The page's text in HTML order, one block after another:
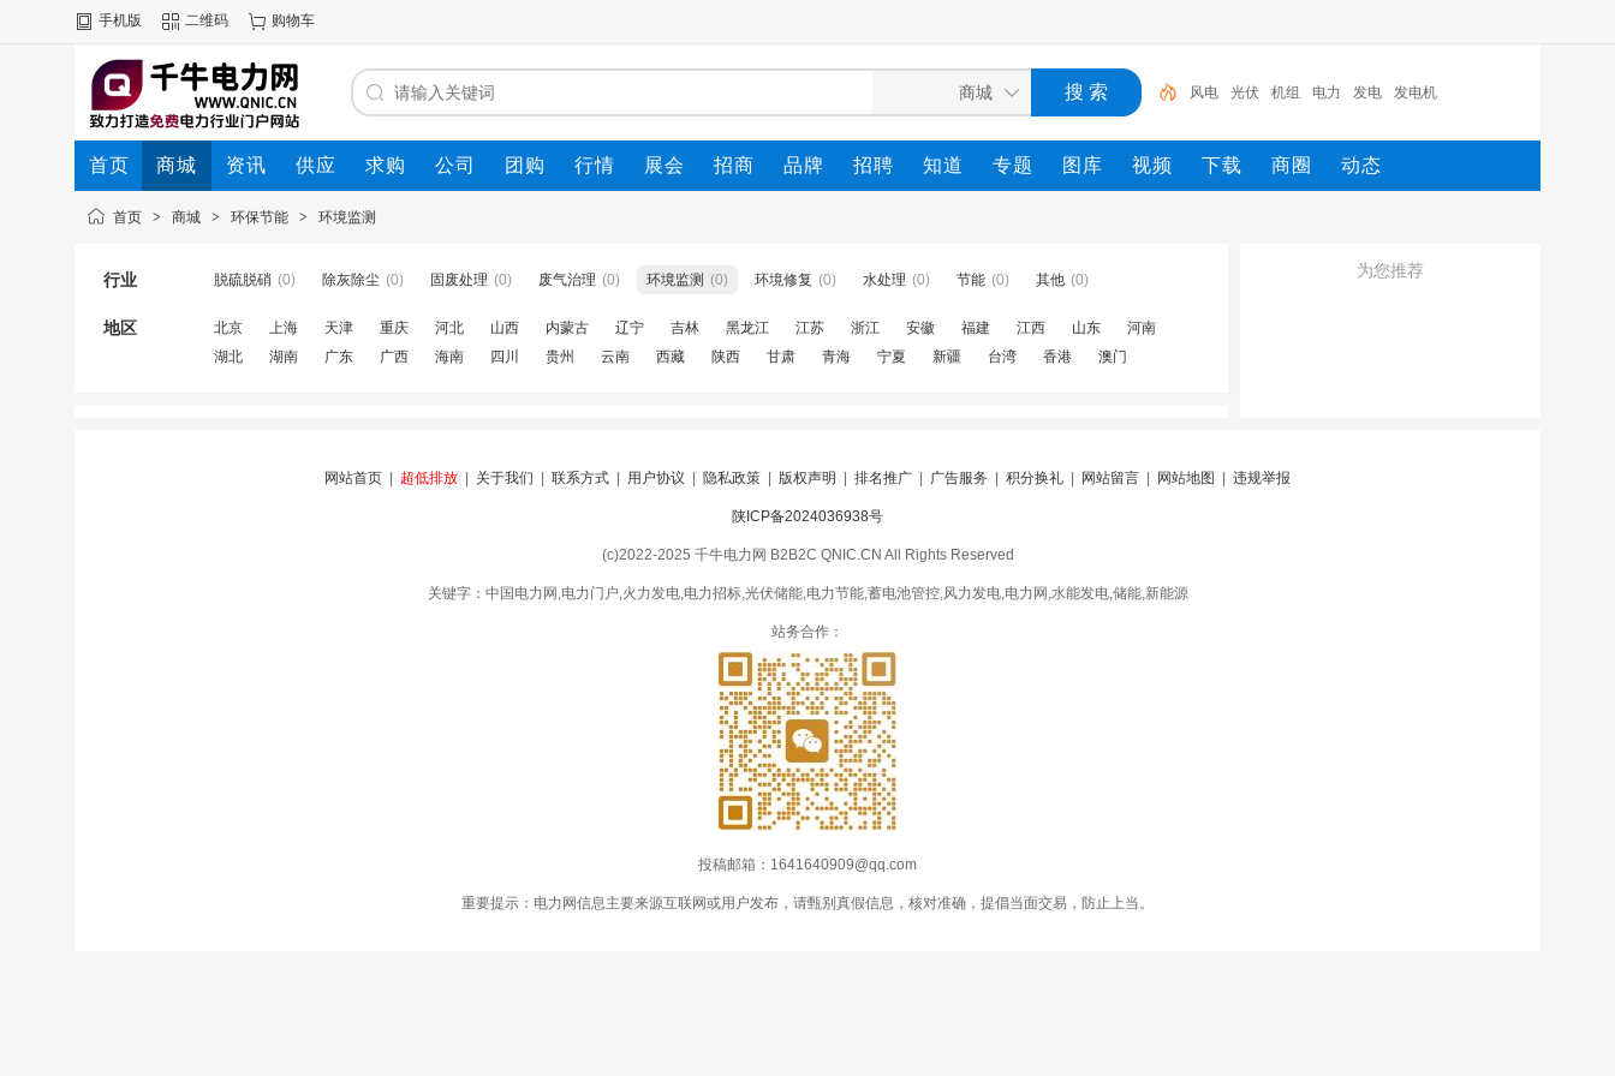
手机版 二维码 购物车
风电 光伏 机组 电力 发电 发电机
首页 商城 资讯 供应 求购 公司 团购 行情 展会 招商 品牌 招聘 知道 专题 图库 视频 下载 商圈 动态
首页 > 商城 > 环保节能 > 环境监测
行业 脱硫脱硝 (0) 除灰除尘 (0) 固废处理 (0) 废气治理 (0) 环境监测 (0) 环境修复 (0) 水处理 (0) 节能 (0) 其他 (0)
地区 北京 上海 天津 重庆 河北 山西 内蒙古 辽宁 吉林 黑龙江 江苏 浙江 安徽 福建 江西 山东
河南
湖北
湖南 广东 广西 海南 四川 贵州 云南 西藏 陕西 甘肃 青海 宁夏 新疆 台湾 香港 澳门
为您推荐
网站首页 超低排放 关于我们 联系方式 用户协议 隐私政策 版权声明 排名推广 广告服务 积分换礼 网站留言 网站地图 违规举报
陕ICP备2024036938号
(c)2022-2025 千牛电力网 B2B2C QNIC.CN All Rights Reserved
关键字：中国电力网,电力门户,火力发电,电力招标,光伏储能,电力节能,蓄电池管控,风力发电,电力网,水能发电,储能,新能源
站务合作：
投稿邮箱：1641640909@qq.com
重要提示：电力网信息主要来源互联网或用户发布，请甄别真假信息，核对准确，提倡当面交易，防止上当。